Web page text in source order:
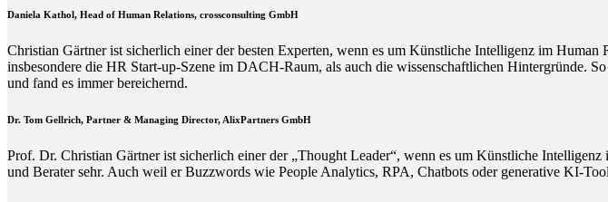
Daniela Kathol, Head of Human Relations, crossconsulting GmbH
Christian Gärtner ist sicherlich einer der besten Experten, wenn es um Künstliche Intelligenz im
insbesondere die HR Start-up-Szene im DACH-Raum, als auch die wissenschaftlichen Hintergründe.
und fand es immer bereichernd.
Dr. Tom Gellrich, Partner & Managing Director, AlixPartners GmbH
Prof. Dr. Christian Gärtner ist sicherlich einer der „Thought Leader“, wenn es um Künstliche
und Berater sehr. Auch weil er Buzzwords wie People Analytics, RPA, Chatbots oder generative KI-